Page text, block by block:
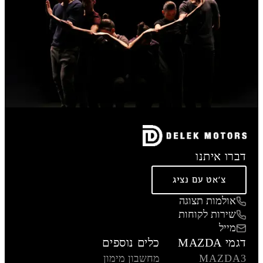
דברו איתנו
צ'אט עם נציג
אולמות תצוגה
שירות לקוחות
מייל
דגמי MAZDA
MAZDA3
כלים נוספים
מחשבון מימון